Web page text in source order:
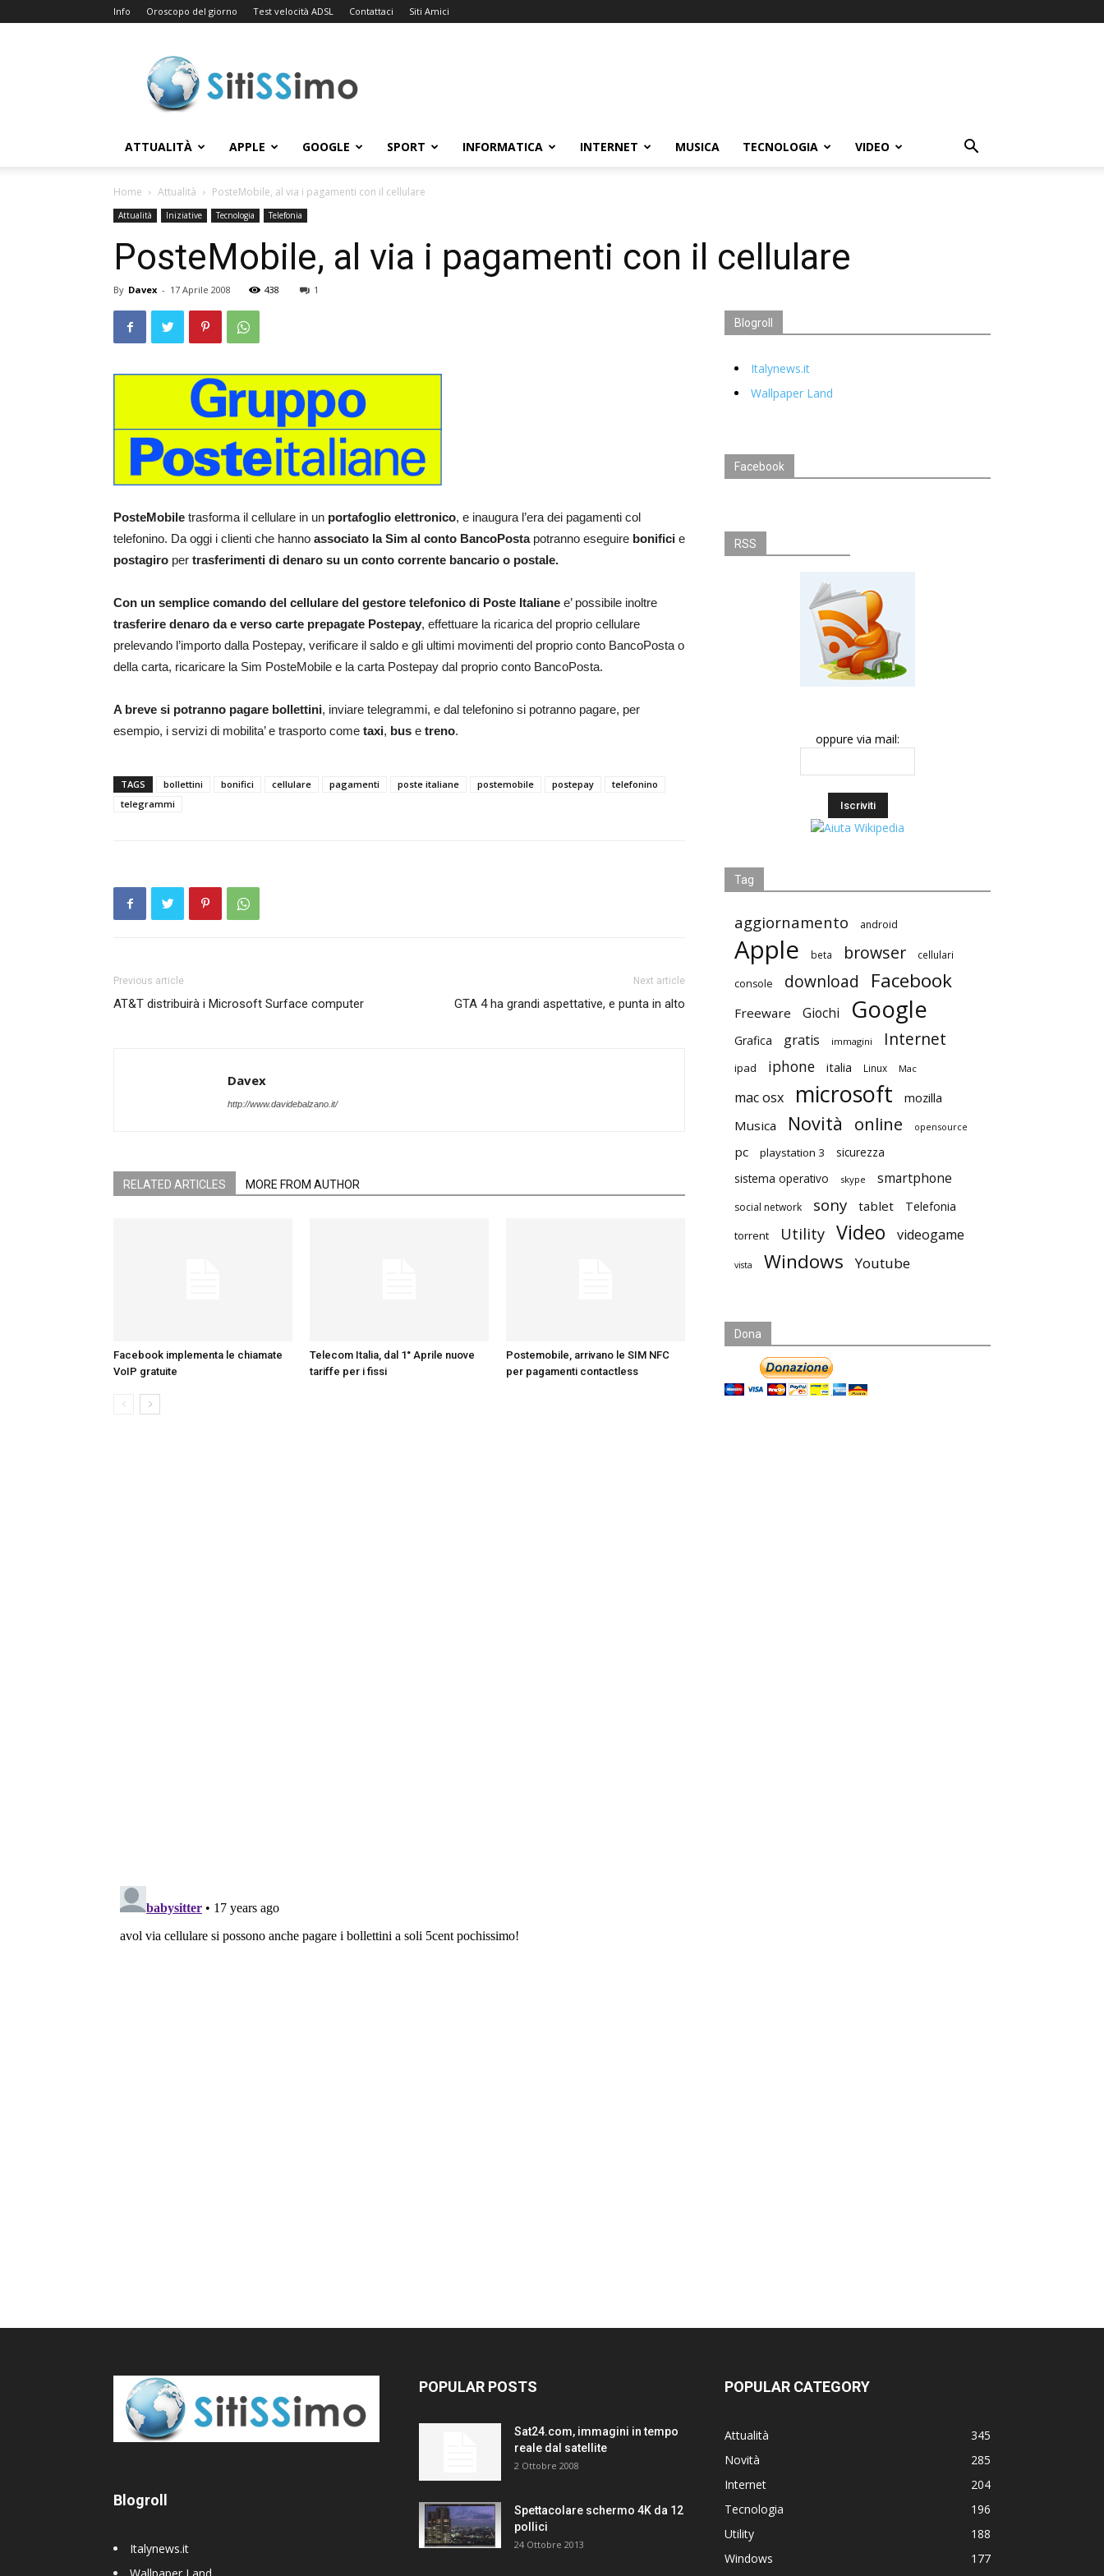
Info Oroscopo del giorno Test velocità ADSL Contattaci Siti Amici
ATTUALITÀ APPLE GOOGLE SPORT INFORMATICA INTERNET MUSICA TECNOLOGIA VIDEO
Home Attualità PosteMobile, al via i pagamenti con il cellulare
Attualità Iniziative Tecnologia Telefonia
PosteMobile, al via i pagamenti con il cellulare
By Davex - 17 Aprile 2008 438 1
PosteMobile trasforma il cellulare in un portafoglio elettronico, e inaugura l’era dei pagamenti col
telefonino. Da oggi i clienti che hanno associato la Sim al conto BancoPostapotranno eseguire bonifici e
postagiro per trasferimenti di denaro su un conto corrente bancario o postale.
Con un semplice comando del cellulare del gestore telefonico di Poste Italiane e’ possibile inoltre
trasferire denaro da e verso carte prepagate Postepay, effettuare la ricarica del proprio cellulare
prelevando l’importo dalla Postepay, verificare il saldo e gli ultimi movimenti del proprio conto BancoPosta o
della carta, ricaricare la Sim PosteMobile e la carta Postepay dal proprio conto BancoPosta.
A breve si potranno pagare bollettini, inviare telegrammi, e dal telefonino si potranno pagare, per
esempio, i servizi di mobilita’ e trasporto come taxi, bus e treno.
TAGS bollettini bonifici cellulare pagamenti poste italiane postemobile postepay
telefonino
telegrammi
Previous article
AT&T distribuirà i Microsoft Surface computer
Next article
GTA 4 ha grandi aspettative, e punta in alto
Davex
http://www.davidebalzano.it/
RELATED ARTICLES MORE FROM AUTHOR
Facebook implementa le chiamate
VoIP gratuite
Telecom Italia, dal 1° Aprile nuove
tariffe per i fissi
Postemobile, arrivano le SIM NFC
per pagamenti contactless
Blogroll
Italynews.it
Wallpaper Land
Facebook
RSS
oppure via mail:
Tag
aggiornamento android
Apple beta browser cellulari
console download Facebook
Freeware Giochi Google
Grafica gratis immagini Internet
ipad iphone italia Linux Mac
mac osx microsoft
mozilla
Musica
Novità online opensource
pc playstation 3
sicurezza
sistema operativo
skype smartphone
social network sony tablet Telefonia
torrent Utility Video videogame
vista Windows Youtube
Dona
Blogroll
Italynews.it
POPULAR POSTS
Sat24.com, immagini in tempo
reale dal satellite
2 Ottobre 2008
Spettacolare schermo 4K da 12
pollici
24 Ottobre 2013
POPULAR CATEGORY
Attualità
345
Novità
285
Internet
204
Tecnologia
196
Utility
188
Windows
177